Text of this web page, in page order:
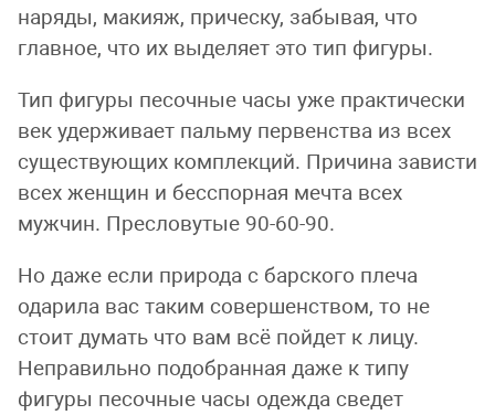
наряды, макияж, прическу, забывая, что
главное, что их выделяет это тип фигуры.
Тип фигуры песочные часы уже практически
век удерживает пальму первенства из всех
существующих комплекций. Причина зависти
всех женщин и бесспорная мечта всех
мужчин. Пресловутые 90-60-90.
Но даже если природа с барского плеча
одарила вас таким совершенством, то не
стоит думать что вам всё пойдет к лицу.
Неправильно подобранная даже к типу
фигуры песочные часы одежда сведет